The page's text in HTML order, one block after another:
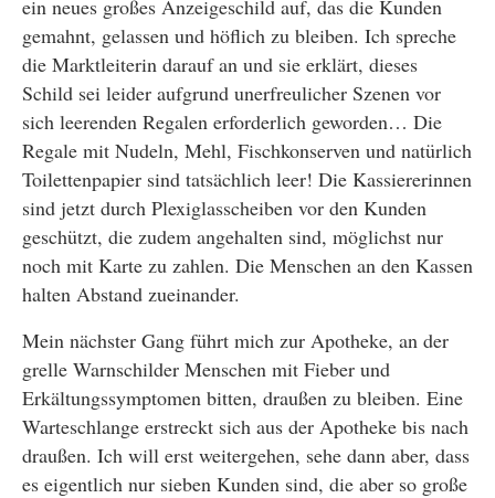
ein neues großes Anzeigeschild auf, das die Kunden
gemahnt, gelassen und höflich zu bleiben. Ich spreche
die Marktleiterin darauf an und sie erklärt, dieses
Schild sei leider aufgrund unerfreulicher Szenen vor
sich leerenden Regalen erforderlich geworden… Die
Regale mit Nudeln, Mehl, Fischkonserven und natürlich
Toilettenpapier sind tatsächlich leer! Die Kassiererinnen
sind jetzt durch Plexiglasscheiben vor den Kunden
geschützt, die zudem angehalten sind, möglichst nur
noch mit Karte zu zahlen. Die Menschen an den Kassen
halten Abstand zueinander.
Mein nächster Gang führt mich zur Apotheke, an der
grelle Warnschilder Menschen mit Fieber und
Erkältungssymptomen bitten, draußen zu bleiben. Eine
Warteschlange erstreckt sich aus der Apotheke bis nach
draußen. Ich will erst weitergehen, sehe dann aber, dass
es eigentlich nur sieben Kunden sind, die aber so große